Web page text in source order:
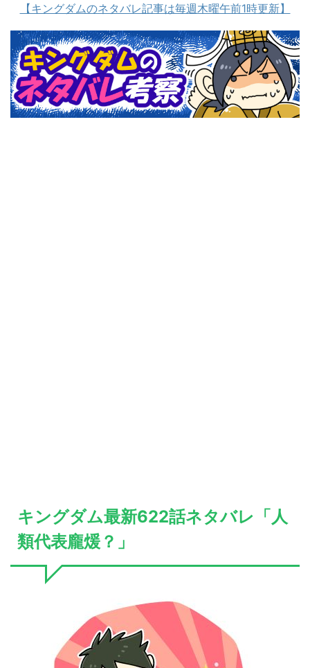
【キングダムのネタバレ記事は毎週木曜午前1時更新】
キングダム最新622話ネタバレ「人
類代表龐煖？」